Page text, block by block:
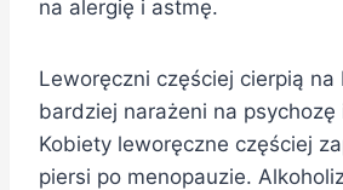
na alergię i astmę.
Leworęczni częściej cierpią na
bardziej narażeni na psychozę
Kobiety leworęczne częściej
piersi po menopauzie.